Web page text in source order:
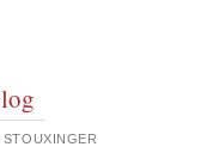
STOUXINGER